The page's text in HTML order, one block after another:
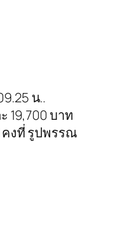
น..
19,700 บาท
คงที่ รูปพรรณ